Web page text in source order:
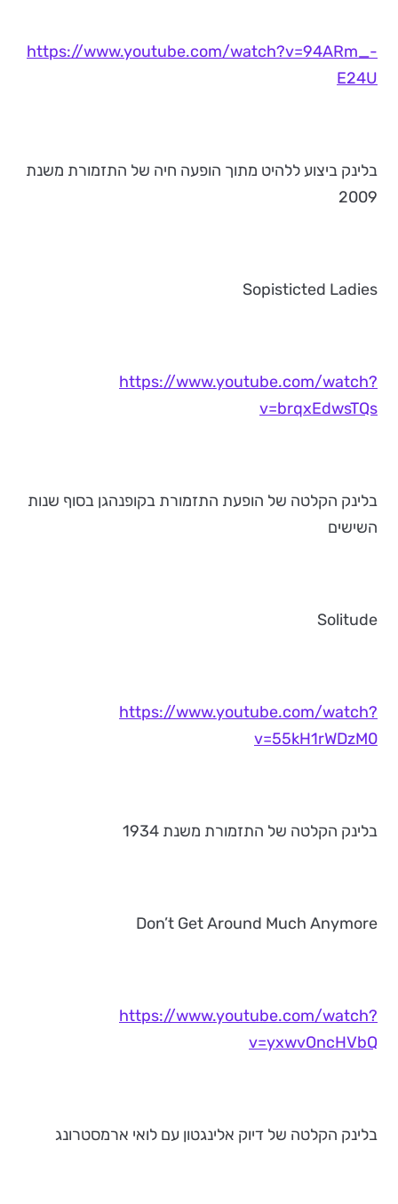
https://www.youtube.com/watch?v=94ARm_-
E24U
בלינק ביצוע ללהיט מתוך הופעה חיה של התזמורת משנת
2009
Sopisticted Ladies
https://www.youtube.com/watch?
v=brqxEdwsTQs
בלינק הקלטה של הופעת התזמורת בקופנהגן בסוף שנות
השישים
Solitude
https://www.youtube.com/watch?
v=55kH1rWDzM0
בלינק הקלטה של התזמורת משנת 1934
Don’t Get Around Much Anymore
https://www.youtube.com/watch?
v=yxwvOncHVbQ
בלינק הקלטה של דיוק אלינגטון עם לואי ארמסטרונג